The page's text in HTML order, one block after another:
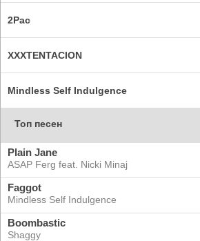
2Pac
XXXTENTACION
Mindless Self Indulgence
Топ песен
Plain Jane
ASAP Ferg feat. Nicki Minaj
Faggot
Mindless Self Indulgence
Boombastic
Shaggy